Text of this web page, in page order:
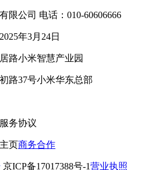
限公司 电话：010-60606666
年3月24日
路小米智慧产业园
路37号小米华东总部
务协议
页商务合作
京ICP备17017388号-1营业执照